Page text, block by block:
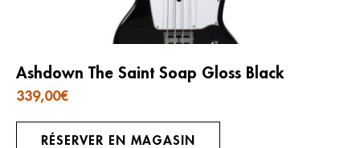
Ashdown The Saint Soap Gloss Black
339,00€
RÉSERVER EN MAGASIN